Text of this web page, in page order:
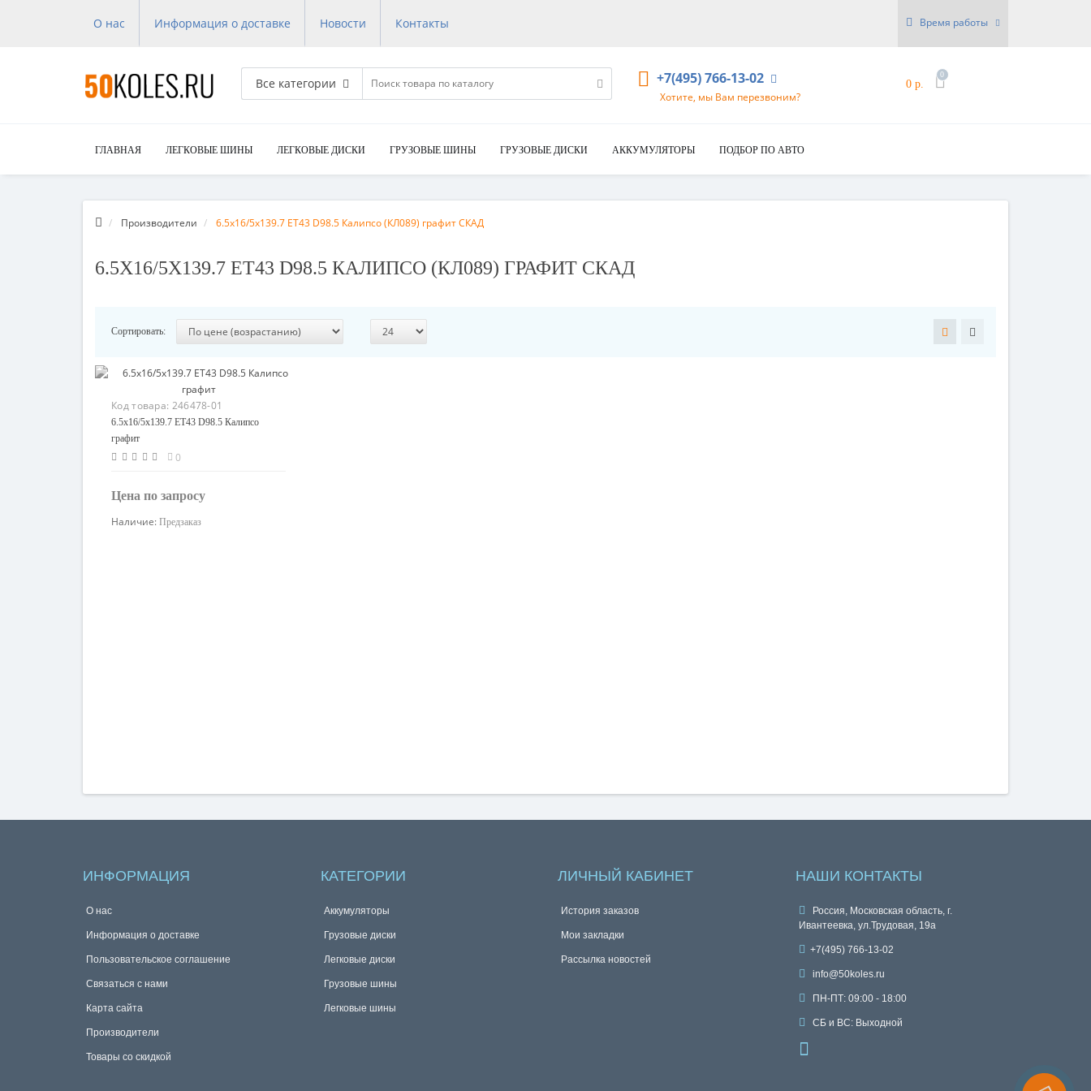
О нас Информация о доставке Новости Контакты Время работы
Все категории +7(495) 766-13-02
Хотите, мы Вам перезвоним?
0 р.
0
ГЛАВНАЯ ЛЕГКОВЫЕ ШИНЫ ЛЕГКОВЫЕ ДИСКИ ГРУЗОВЫЕ ШИНЫ ГРУЗОВЫЕ ДИСКИ АККУМУЛЯТОРЫ ПОДБОР ПО АВТО
Производители 6.5x16/5x139.7 ET43 D98.5 Калипсо (КЛ089) графит СКАД
6.5X16/5X139.7 ET43 D98.5 КАЛИПСО (КЛ089) ГРАФИТ СКАД
Сортировать:
Код товара: 246478-01
6.5x16/5x139.7 ET43 D98.5 Калипсо
графит
0
Цена по запросу
Узнать цену
Наличие: Предзаказ
ИНФОРМАЦИЯ
О нас
Информация о доставке
Пользовательское соглашение
Связаться с нами
Карта сайта
Производители
Товары со скидкой
КАТЕГОРИИ
Аккумуляторы
Грузовые диски
Легковые диски
Грузовые шины
Легковые шины
ЛИЧНЫЙ КАБИНЕТ
История заказов
Мои закладки
Рассылка новостей
НАШИ КОНТАКТЫ
Россия, Московская область, г.
Ивантеевка, ул.Трудовая, 19а
+7(495) 766-13-02
info@50koles.ru
ПН-ПТ: 09:00 - 18:00
СБ и ВС: Выходной